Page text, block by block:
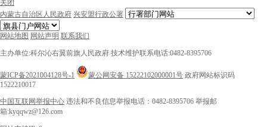
关闭
内蒙古自治区人民政府 兴安盟行政公署
网站地图 网站声明 联系我们
主办单位:科尔沁右翼前旗人民政府 技术维护联系电话:0482-8395706
蒙ICP备2021004128号-1 蒙公网安备 15222102000001号 政府网站标识码
1522210017
中国互联网举报中心 违法和不良信息举报电话：0482-8395706 举报邮
箱:kyqqwz@126.com